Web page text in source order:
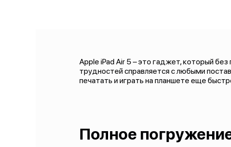
Apple iPad Air 5 – это гаджет, который
трудностей справляется с любыми
печатать и играть на планшете еще
Полное